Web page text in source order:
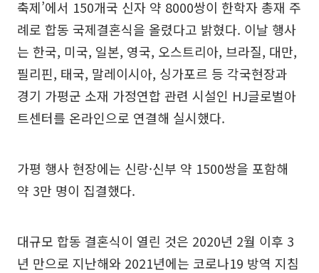
축제’에서 150개국 신자 약 8000쌍이 한학자 총재 주
례로 합동 국제결혼식을 올렸다고 밝혔다. 이날 행사
는 한국, 미국, 일본, 영국, 오스트리아, 브라질, 대만,
필리핀, 태국, 말레이시아, 싱가포르 등 각국현장과
경기 가평군 소재 가정연합 관련 시설인 HJ글로벌아
트센터를 온라인으로 연결해 실시했다.
가평 행사 현장에는 신랑·신부 약 1500쌍을 포함해
약 3만 명이 집결했다.
대규모 합동 결혼식이 열린 것은 2020년 2월 이후 3
년 만으로 지난해와 2021년에는 코로나19 방역 지침